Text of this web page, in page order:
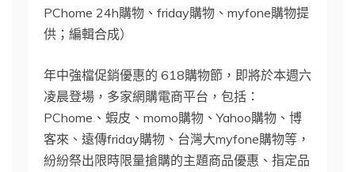
PChome 24h購物、friday購物、myfone購物提
供；編輯合成）
年中強檔促銷優惠的 618購物節，即將於本週六
凌晨登場，多家網購電商平台，包括：
PChome、蝦皮、momo購物、Yahoo購物、博
客來、遠傳friday購物、台灣大myfone購物等，
紛紛祭出限時限量搶購的主題商品優惠、指定品